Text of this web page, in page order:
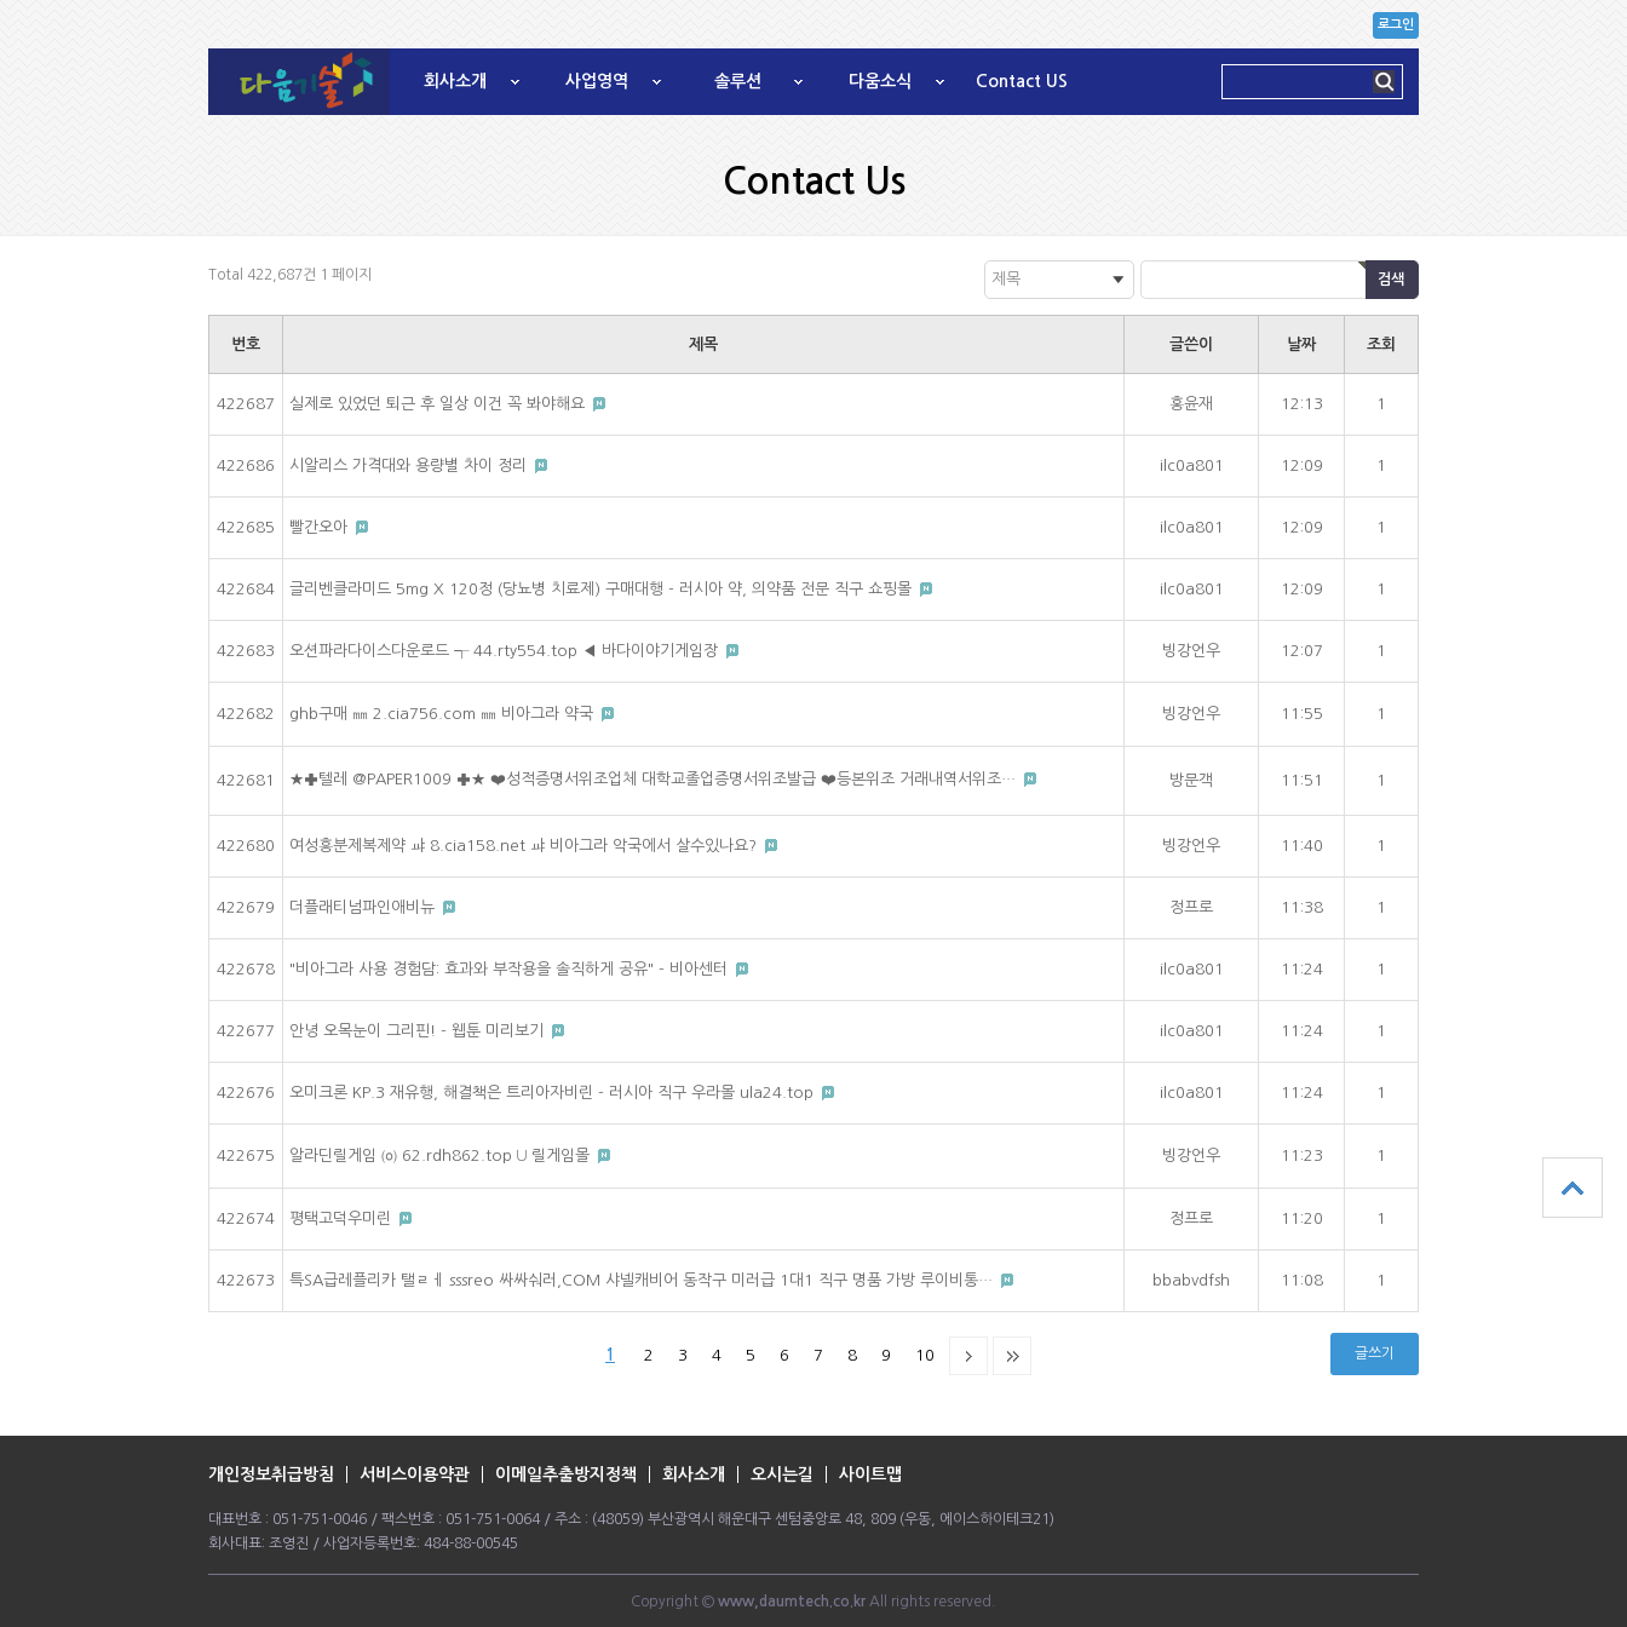
회사소개 사업영역 솔루션 다움소식 Contact US
로그인
Contact Us
Total 422,687건 1 페이지 제목
번호 제목 글쓴이 날짜 조회
422687 실제로 있었던 퇴근 후 일상 이건 꼭 봐야해요 홍윤재 12:13 1
422686 시알리스 가격대와 용량별 차이 정리 ilc0a801 12:09 1
422685 빨간오아 ilc0a801 12:09 1
422684 글리벤클라미드 5mg X 120정 (당뇨병 치료제) 구매대행 - 러시아 약, 의약품 전문 직구 쇼핑몰 ilc0a801 12:09 1
422683 오션파라다이스다운로드 ┭ 44.rty554.top ◀ 바다이야기게임장 빙강언우 12:07 1
422682 ghb구매 ㎜ 2.cia756.com ㎜ 비아그라 약국 빙강언우 11:55 1
422681 ★✚텔레 @PAPER1009 ✚★ ❤️성적증명서위조업체 대학교졸업증명서위조발급 ❤️등본위조 거래내역서위조… 방문객 11:51 1
422680 여성흥분제복제약 ㆇ 8.cia158.net ㆇ 비아그라 악국에서 살수있나요? 빙강언우 11:40 1
422679 더플래티넘파인애비뉴 정프로 11:38 1
422678 "비아그라 사용 경험담: 효과와 부작용을 솔직하게 공유" - 비아센터 ilc0a801 11:24 1
422677 안녕 오목눈이 그리핀! - 웹툰 미리보기 ilc0a801 11:24 1
422676 오미크론 KP.3 재유행, 해결책은 트리아자비린 - 러시아 직구 우라몰 ula24.top ilc0a801 11:24 1
422675 알라딘릴게임 ㈇ 62.rdh862.top ∪ 릴게임몰 빙강언우 11:23 1
422674 평택고덕우미린 정프로 11:20 1
422673 특SA급레플리카 탤ㄹㅔ sssreo 싸싸숴러,COM 샤넬캐비어 동작구 미러급 1대1 직구 명품 가방 루이비통… bbabvdfsh 11:08 1
1 2 3 4 5 6 7 8 9 10 글쓰기
개인정보취급방침 서비스이용약관 이메일추출방지정책 회사소개 오시는길 사이트맵
대표번호 : 051-751-0046 / 팩스번호 : 051-751-0064 / 주소 : (48059) 부산광역시 해운대구 센텀중앙로 48, 809 (우동, 에이스하이테크21)
회사대표: 조영진 / 사업자등록번호: 484-88-00545
Copyright © www,daumtech.co.kr All rights reserved.